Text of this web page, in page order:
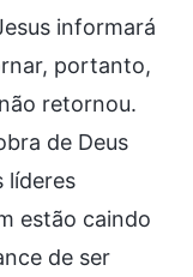
informará
portanto,
retornou.
de Deus
líderes
estão caindo
de ser